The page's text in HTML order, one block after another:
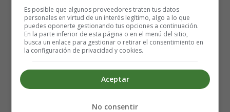
que la gelatina se disuelva por completo.
Repetimos el proceso con la gelatina de limón, pero
en lugar de utilizar agua, empleamos 400 ml de zumo
de naranja. De nuevo, removemos bien hasta que la
gelatina se disuelva.
En un bol, ponemos los 2 sobres de gelatina sin sabor
y añadimos 100 ml de agua caliente. Mezclamos
Es posible que algunos proveedores traten tus datos
personales en virtud de un interés legítimo, algo a lo que
puedes oponerte gestionando tus opciones a continuación.
En la parte inferior de esta página o en el menú del sitio,
busca un enlace para gestionar o retirar el consentimiento en
la configuración de privacidad y cookies.
Aceptar
No consentir